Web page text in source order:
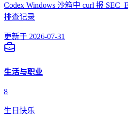
Codex Windows 沙箱中 curl 报
排查记录
更新于 2026-07-31
生活与职业
8
生日快乐